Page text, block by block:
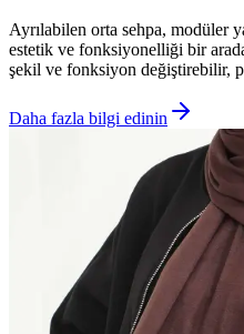
Ayrılabilen orta sehpa, modüler
estetik ve fonksiyonelliği bir
şekil ve fonksiyon değiştirebilir,
Daha fazla bilgi edinin